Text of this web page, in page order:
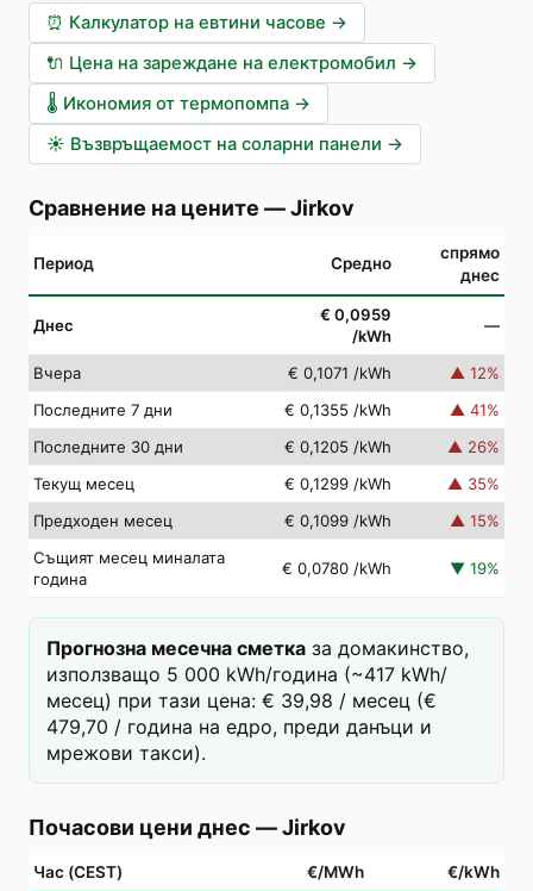
⏰ Калкулатор на евтини часове →
🔌 Цена на зареждане на електромобил →
🌡️ Икономия от термопомпа →
☀️ Възвръщаемост на соларни панели →
Сравнение на цените —Jirkov
Период Средно
спрямо
днес
Днес
€ 0,0959
/kWh
—
Вчера € 0,1071 /kWh ▲ 12%
Последните 7 дни
€ 0,1355 /kWh ▲ 41%
Последните 30 дни
€ 0,1205 /kWh ▲ 26%
Текущ месец
€ 0,1299 /kWh ▲ 35%
Предходен месец
€ 0,1099 /kWh ▲ 15%
Същият месец миналата
година
€ 0,0780 /kWh ▼ 19%
Прогнозна месечна сметка за домакинство,
използващо 5 000 kWh/година (~417 kWh/
месец) при тази цена: € 39,98 / месец (€
479,70 / година на едро, преди данъци и
мрежови такси).
Почасови цени днес —Jirkov
Час (CEST) €/MWh €/kWh